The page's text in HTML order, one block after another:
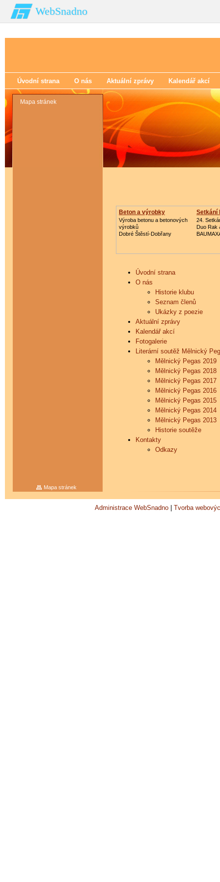
WebSnadno
Úvodní strana O nás Aktuální zprávy Kalendář akcí
Mapa stránek
Beton a výrobky
Výroba betonu a betonových
výrobků
Dobré Štěstí-Dobřany
Setkání
24.
Duo Rak
Úvodní strana
O nás
Historie klubu
Seznam členů
Ukázky z poezie
Aktuální zprávy
Kalendář akcí
Fotogalerie
Literární soutěž Mělnický
Mělnický Pegas 2019
Mělnický Pegas 2018
Mělnický Pegas 2017
Mělnický Pegas 2016
Mělnický Pegas 2015
Mělnický Pegas 2014
Mělnický Pegas 2013
Historie soutěže
Kontakty
Odkazy
Mapa stránek
Administrace WebSnadno Tvorba